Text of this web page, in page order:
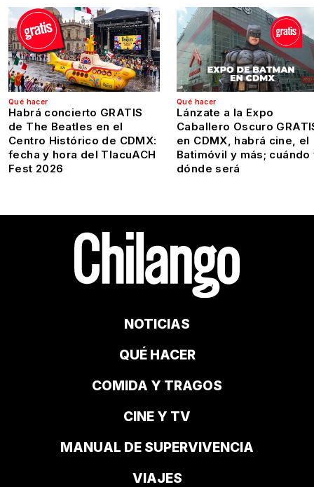
Qué hacer
Habrá concierto GRATIS
de The Beatles en el
Centro Histórico de CDMX:
fecha y hora del TlacuACH
Fest 2026
Qué hacer
Lánzate a la Expo
Caballero Oscuro
en CDMX, habrá cine, el
Batimóvil y más; cuándo
dónde será
NOTICIAS
QUÉ HACER
COMIDA Y TRAGOS
CINE Y TV
MANUAL DE SUPERVIVENCIA
VIAJES